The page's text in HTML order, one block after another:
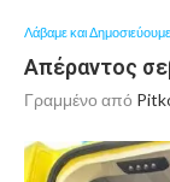
Λάβαμε και Δημοσιεύουμε
Απέραντος
Γραμμένο από